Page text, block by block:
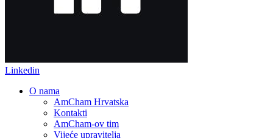
Linkedin
O nama
AmCham Hrvatska
Kontakti
AmCham-ov tim
Vijeće upravitelja